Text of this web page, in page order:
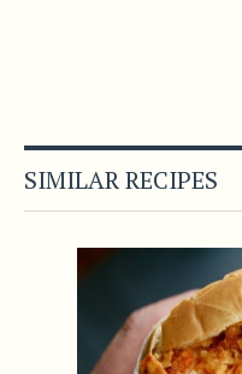
SIMILAR RECIPES